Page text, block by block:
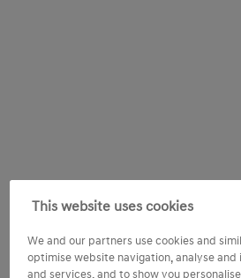
This website uses cookies
We and our partners use cookies and
optimise website navigation, analyse
and services, and to show you